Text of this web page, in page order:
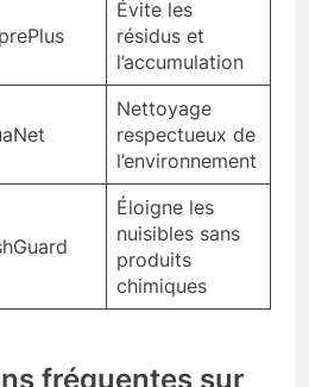
Évite les
résidus et
l’accumulation
Nettoyage
respectueux de
l’environnement
Éloigne les
nuisibles sans
produits
chimiques
fréquentes sur